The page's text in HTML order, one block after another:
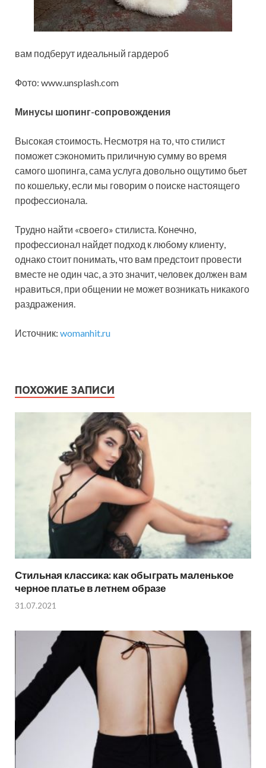
вам подберут идеальный гардероб
Фото: www.unsplash.com
Минусы шопинг-сопровождения
Высокая стоимость. Несмотря на то, что стилист
поможет сэкономить приличную сумму во время
самого шопинга, сама услуга довольно ощутимо бьет
по кошельку, если мы говорим о поиске настоящего
профессионала.
Трудно найти «своего» стилиста. Конечно,
профессионал найдет подход к любому клиенту,
однако стоит понимать, что вам предстоит провести
вместе не один час, а это значит, человек должен вам
нравиться, при общении не может возникать никакого
раздражения.
Источник: womanhit.ru
ПОХОЖИЕ ЗАПИСИ
Стильная классика: как обыграть маленькое
черное платье в летнем образе
31.07.2021